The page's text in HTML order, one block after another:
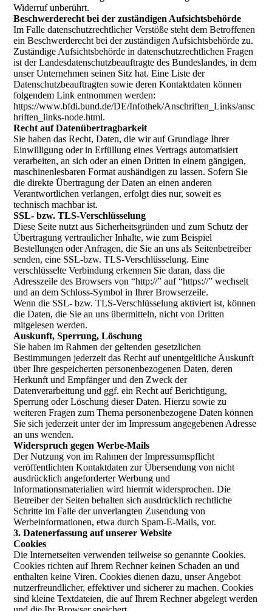
Widerruf unberührt.
Beschwerderecht bei der zuständigen Aufsichtsbehörde
Im Falle datenschutzrechtlicher Verstöße steht dem Betroffenen
ein Beschwerderecht bei der zuständigen Aufsichtsbehörde zu.
Zuständige Aufsichtsbehörde in datenschutzrechtlichen Fragen
ist der Landesdatenschutzbeauftragte des Bundeslandes, in dem
unser Unternehmen seinen Sitz hat. Eine Liste der
Datenschutzbeauftragten sowie deren Kontaktdaten können
folgendem Link entnommen werden:
https://www.bfdi.bund.de/DE/Infothek/Anschriften_Links/ansc
hriften_links-node.html.
Recht auf Datenübertragbarkeit
Sie haben das Recht, Daten, die wir auf Grundlage Ihrer
Einwilligung oder in Erfüllung eines Vertrags automatisiert
verarbeiten, an sich oder an einen Dritten in einem gängigen,
maschinenlesbaren Format aushändigen zu lassen. Sofern Sie
die direkte Übertragung der Daten an einen anderen
Verantwortlichen verlangen, erfolgt dies nur, soweit es
technisch machbar ist.
SSL- bzw. TLS-Verschlüsselung
Diese Seite nutzt aus Sicherheitsgründen und zum Schutz der
Übertragung vertraulicher Inhalte, wie zum Beispiel
Bestellungen oder Anfragen, die Sie an uns als Seitenbetreiber
senden, eine SSL-bzw. TLS-Verschlüsselung. Eine
verschlüsselte Verbindung erkennen Sie daran, dass die
Adresszeile des Browsers von “http://” auf “https://” wechselt
und an dem Schloss-Symbol in Ihrer Browserzeile.
Wenn die SSL- bzw. TLS-Verschlüsselung aktiviert ist, können
die Daten, die Sie an uns übermitteln, nicht von Dritten
mitgelesen werden.
Auskunft, Sperrung, Löschung
Sie haben im Rahmen der geltenden gesetzlichen
Bestimmungen jederzeit das Recht auf unentgeltliche Auskunft
über Ihre gespeicherten personenbezogenen Daten, deren
Herkunft und Empfänger und den Zweck der
Datenverarbeitung und ggf. ein Recht auf Berichtigung,
Sperrung oder Löschung dieser Daten. Hierzu sowie zu
weiteren Fragen zum Thema personenbezogene Daten können
Sie sich jederzeit unter der im Impressum angegebenen Adresse
an uns wenden.
Widerspruch gegen Werbe-Mails
Der Nutzung von im Rahmen der Impressumspflicht
veröffentlichten Kontaktdaten zur Übersendung von nicht
ausdrücklich angeforderter Werbung und
Informationsmaterialien wird hiermit widersprochen. Die
Betreiber der Seiten behalten sich ausdrücklich rechtliche
Schritte im Falle der unverlangten Zusendung von
Werbeinformationen, etwa durch Spam-E-Mails, vor.
3. Datenerfassung auf unserer Website
Cookies
Die Internetseiten verwenden teilweise so genannte Cookies.
Cookies richten auf Ihrem Rechner keinen Schaden an und
enthalten keine Viren. Cookies dienen dazu, unser Angebot
nutzerfreundlicher, effektiver und sicherer zu machen. Cookies
sind kleine Textdateien, die auf Ihrem Rechner abgelegt werden